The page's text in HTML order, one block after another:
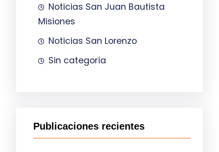
Noticias San Juan Bautista
Misiones
Noticias San Lorenzo
Sin categoría
Publicaciones recientes